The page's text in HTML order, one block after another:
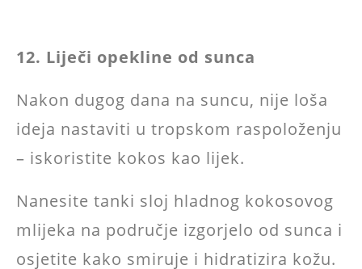
12. Liječi opekline od sunca
Nakon dugog dana na suncu, nije loša
ideja nastaviti u tropskom raspoloženju
– iskoristite kokos kao lijek.
Nanesite tanki sloj hladnog kokosovog
mlijeka na područje izgorjelo od sunca i
osjetite kako smiruje i hidratizira kožu.